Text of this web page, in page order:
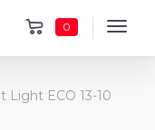
0
Light ECO 13-10